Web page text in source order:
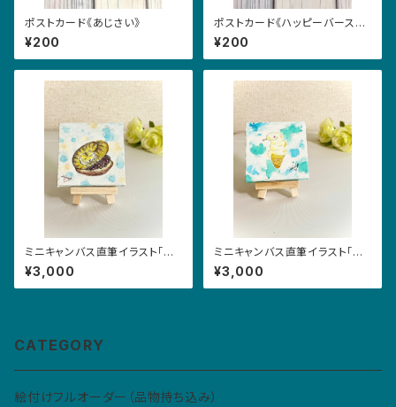
ポストカード《あじさい》
¥200
ポストカード《ハッピーバースデ
イ》
¥200
ミニキャンバス直筆イラスト「お
かしなお菓子•とら」
¥3,000
ミニキャンバス直筆イラスト「お
かしなお菓子•へび」
¥3,000
CATEGORY
絵付けフルオーダー（品物持ち込み）